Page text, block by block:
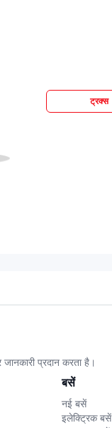
ट्रक्स
प्रदान करता है।
बसें
नई बसें
इलेक्ट्रिक बसें